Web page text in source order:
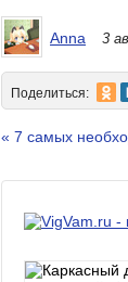
Anna 3
Поделиться:
« 7 самых